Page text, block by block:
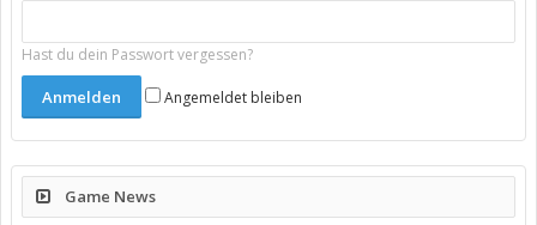
Hast du dein Passwort vergessen?
Angemeldet bleiben
Game News